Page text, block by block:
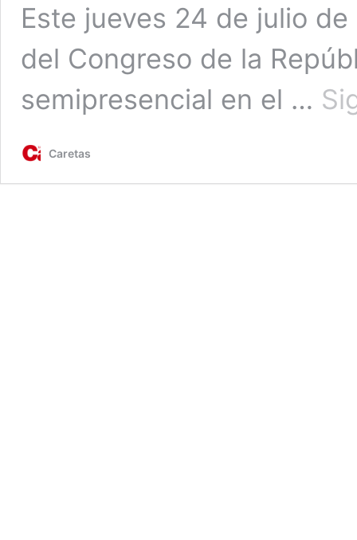
Este jueves 24 de julio
del Congreso de la
semipresencial en el …
Caretas